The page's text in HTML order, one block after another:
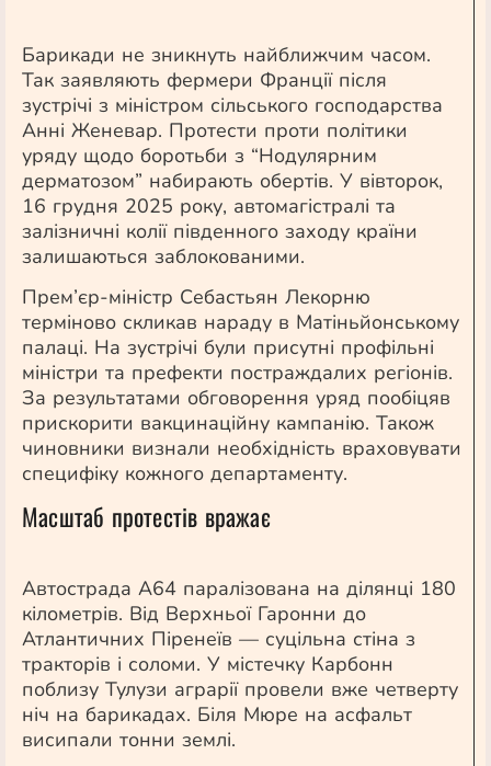
Барикади не зникнуть найближчим часом.
Так заявляють фермери Франції після
зустрічі з міністром сільського господарства
Анні Женевар. Протести проти політики
уряду щодо боротьби з “Нодулярним
дерматозом” набирають обертів. У вівторок,
16 грудня 2025 року, автомагістралі та
залізничні колії південного заходу країни
залишаються заблокованими.
Прем’єр-міністр Себастьян Лекорню
терміново скликав нараду в Матіньйонському
палаці. На зустрічі були присутні профільні
міністри та префекти постраждалих регіонів.
За результатами обговорення уряд пообіцяв
прискорити вакцинаційну кампанію. Також
чиновники визнали необхідність враховувати
специфіку кожного департаменту.
Масштаб протестів вражає
Автострада A64 паралізована на ділянці 180
кілометрів. Від Верхньої Гаронни до
Атлантичних Піренеїв — суцільна стіна з
тракторів і соломи. У містечку Карбонн
поблизу Тулузи аграрії провели вже четверту
ніч на барикадах. Біля Мюре на асфальт
висипали тонни землі.